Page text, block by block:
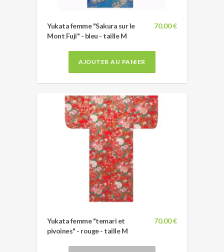
70,00 €
Yukata femme "Sakura sur le
Mont Fuji" - bleu - taille M
AJOUTER AU PANIER
70,00 €
Yukata femme "temari et
pivoines" - rouge - taille M